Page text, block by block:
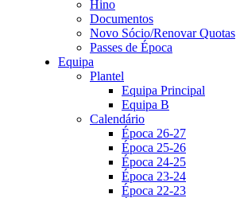
Hino
Documentos
Novo Sócio/Renovar Quotas
Passes de Época
Equipa
Plantel
Equipa Principal
Equipa B
Calendário
Época 26-27
Época 25-26
Época 24-25
Época 23-24
Época 22-23